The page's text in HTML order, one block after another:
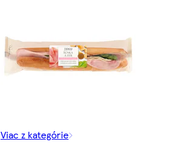
Viac z kategórie